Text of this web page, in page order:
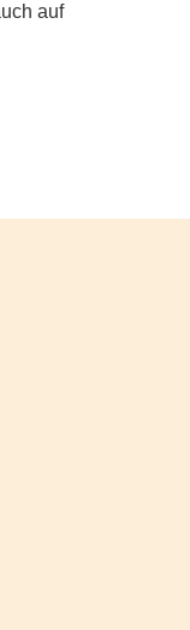
auf